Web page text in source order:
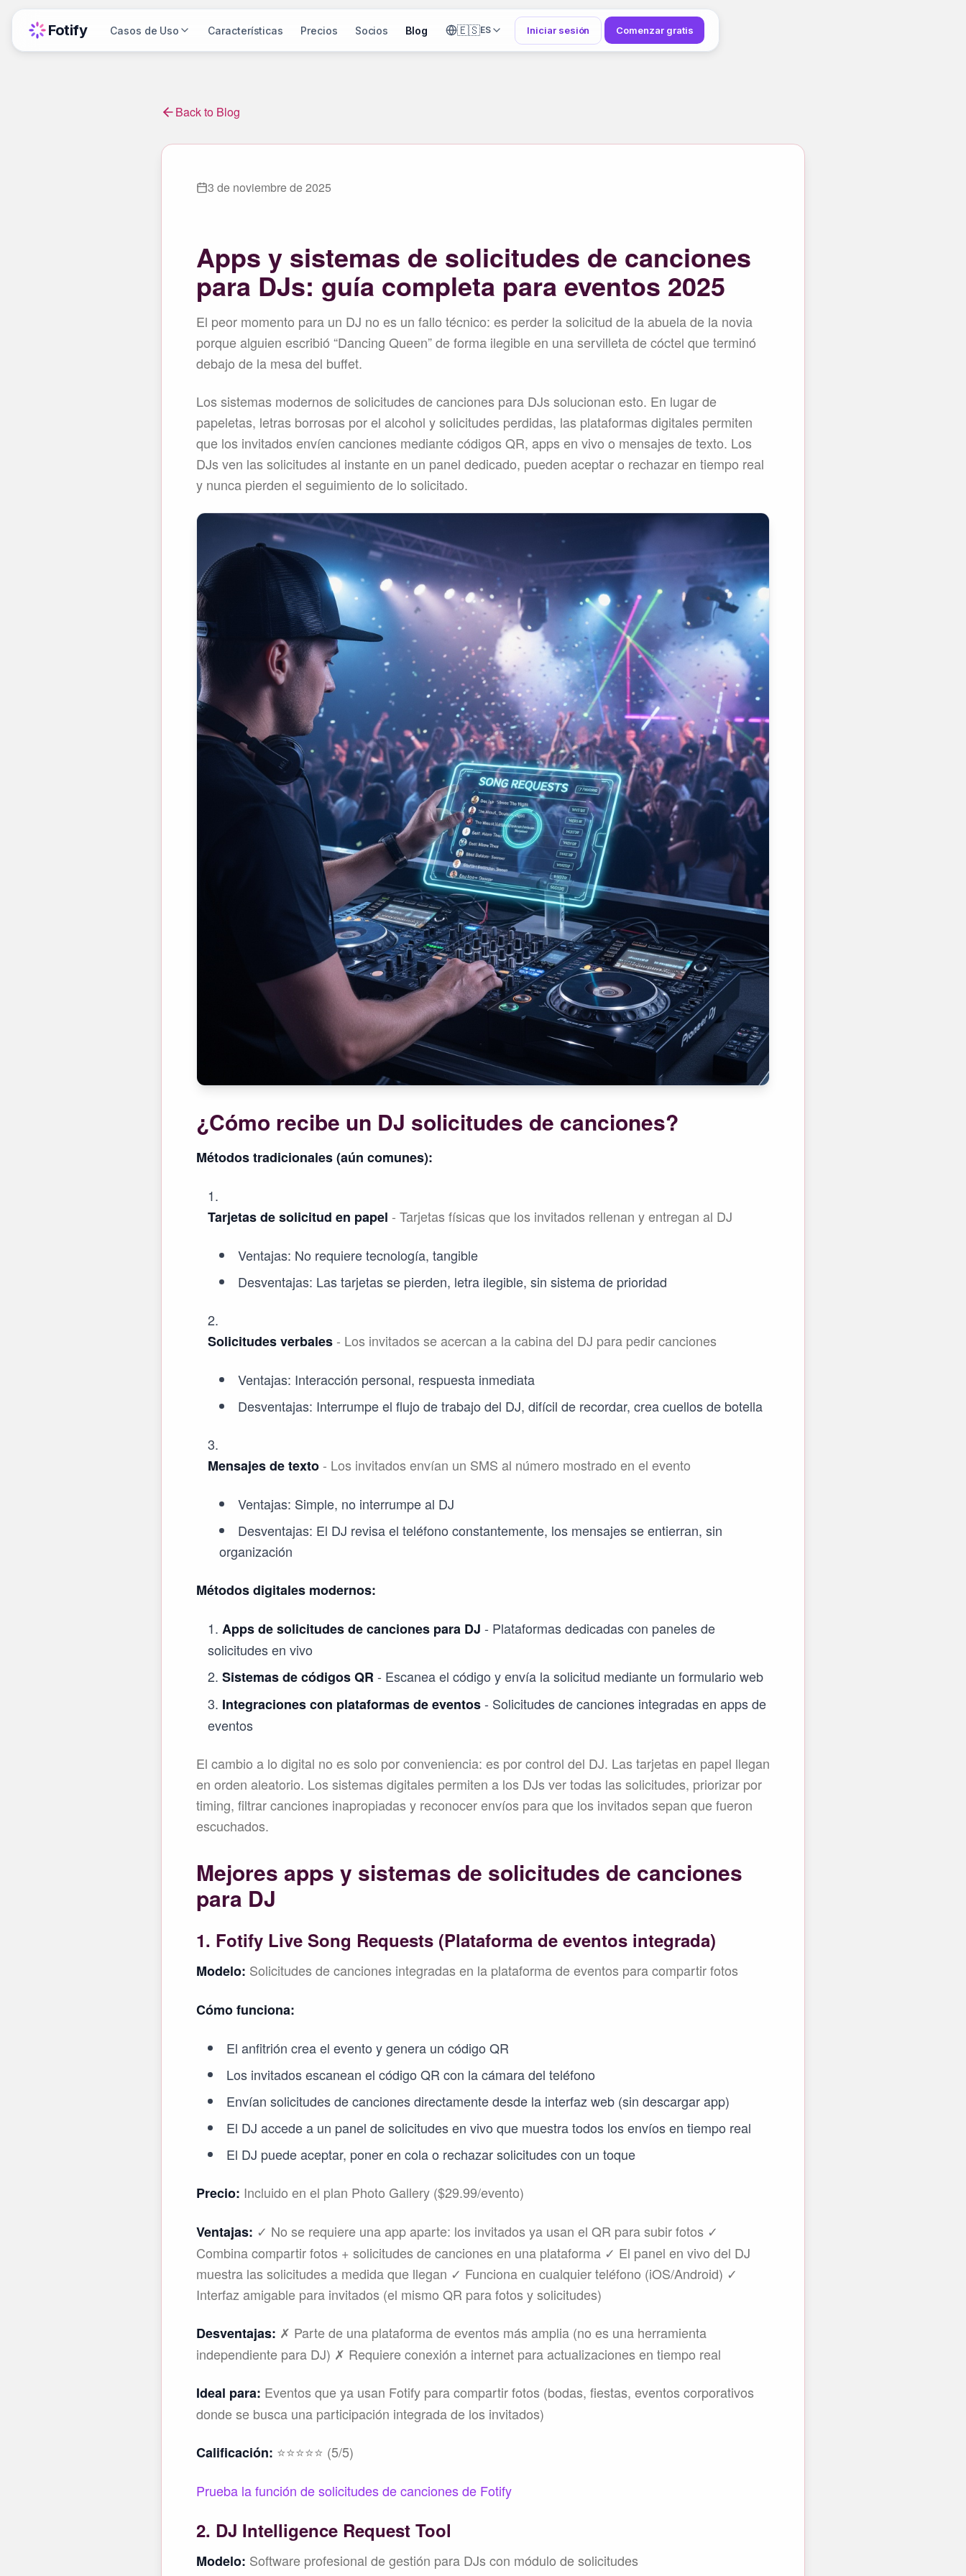
Fotify Casos de Uso Características Precios Socios Blog 🇪🇸ES Iniciar sesión Comenzar gratis
Back to Blog
3 de noviembre de 2025
Apps y sistemas de solicitudes de canciones
para DJs: guía completa para eventos 2025
El peor momento para un DJ no es un fallo técnico: es perder la solicitud de la abuela de la novia
porque alguien escribió “Dancing Queen” de forma ilegible en una servilleta de cóctel que terminó
debajo de la mesa del buffet.
Los sistemas modernos de solicitudes de canciones para DJs solucionan esto. En lugar de
papeletas, letras borrosas por el alcohol y solicitudes perdidas, las plataformas digitales permiten
que los invitados envíen canciones mediante códigos QR, apps en vivo o mensajes de texto. Los
DJs ven las solicitudes al instante en un panel dedicado, pueden aceptar o rechazar en tiempo real
y nunca pierden el seguimiento de lo solicitado.
¿Cómo recibe un DJ solicitudes de canciones?
Métodos tradicionales (aún comunes):
Tarjetas de solicitud en papel - Tarjetas físicas que los invitados rellenan y entregan al DJ
Ventajas: No requiere tecnología, tangible
Desventajas: Las tarjetas se pierden, letra ilegible, sin sistema de prioridad
Solicitudes verbales - Los invitados se acercan a la cabina del DJ para pedir canciones
Ventajas: Interacción personal, respuesta inmediata
Desventajas: Interrumpe el flujo de trabajo del DJ, difícil de recordar, crea cuellos de botella
Mensajes de texto - Los invitados envían un SMS al número mostrado en el evento
Ventajas: Simple, no interrumpe al DJ
Desventajas: El DJ revisa el teléfono constantemente, los mensajes se entierran, sin
organización
Métodos digitales modernos:
Apps de solicitudes de canciones para DJ - Plataformas dedicadas con paneles de
solicitudes en vivo
Sistemas de códigos QR- Escanea el código y envía la solicitud mediante un formulario web
Integraciones con plataformas de eventos- Solicitudes de canciones integradas en apps de
eventos
El cambio a lo digital no es solo por conveniencia: es por control del DJ. Las tarjetas en papel llegan
en orden aleatorio. Los sistemas digitales permiten a los DJs ver todas las solicitudes, priorizar por
timing, filtrar canciones inapropiadas y reconocer envíos para que los invitados sepan que fueron
escuchados.
Mejores apps y sistemas de solicitudes de canciones
para DJ
1. Fotify Live Song Requests (Plataforma de eventos integrada)
Modelo: Solicitudes de canciones integradas en la plataforma de eventos para compartir fotos
Cómo funciona:
El anfitrión crea el evento y genera un código QR
Los invitados escanean el código QR con la cámara del teléfono
Envían solicitudes de canciones directamente desde la interfaz web (sin descargar app)
El DJ accede a un panel de solicitudes en vivo que muestra todos los envíos en tiempo real
El DJ puede aceptar, poner en cola o rechazar solicitudes con un toque
Precio: Incluido en el plan Photo Gallery ($29.99/evento)
Ventajas: ✓ No se requiere una app aparte: los invitados ya usan el QR para subir fotos ✓
Combina compartir fotos + solicitudes de canciones en una plataforma ✓ El panel en vivo del DJ
muestra las solicitudes a medida que llegan ✓ Funciona en cualquier teléfono (iOS/Android) ✓
Interfaz amigable para invitados (el mismo QR para fotos y solicitudes)
Desventajas: ✗ Parte de una plataforma de eventos más amplia (no es una herramienta
independiente para DJ) ✗ Requiere conexión a internet para actualizaciones en tiempo real
Ideal para: Eventos que ya usan Fotify para compartir fotos (bodas, fiestas, eventos corporativos
donde se busca una participación integrada de los invitados)
Calificación: ⭐⭐⭐⭐⭐ (5/5)
Prueba la función de solicitudes de canciones de Fotify
2. DJ Intelligence Request Tool
Modelo: Software profesional de gestión para DJs con módulo de solicitudes